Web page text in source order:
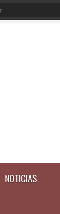
NOTICIAS